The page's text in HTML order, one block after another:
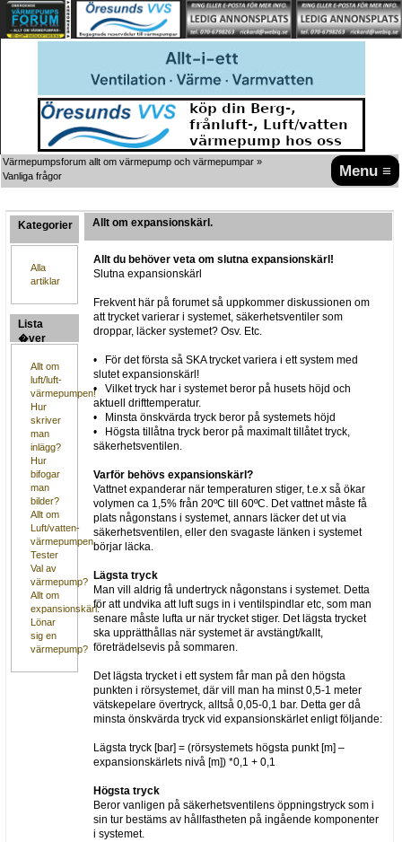
Menu ≡
Värmepumpsforum allt om värmepump och värmepumpar »
Vanliga frågor
Kategorier
Alla
artiklar
Lista
�ver
Allt om
luft/luft-
värmepumpen!
Hur
skriver
man
inlägg?
Hur
bifogar
man
bilder?
Allt om
Luft/vatten-
värmepumpen
Tester
Val av
värmepump?
Allt om
expansionskärl.
Lönar
sig en
värmepump?
Allt om expansionskärl.
Allt du behöver veta om slutna expansionskärl!
Slutna expansionskärl
Frekvent här på forumet så uppkommer diskussionen om
att trycket varierar i systemet, säkerhetsventiler som
droppar, läcker systemet? Osv. Etc.
• För det första så SKA trycket variera i ett system med
slutet expansionskärl!
• Vilket tryck har i systemet beror på husets höjd och
aktuell drifttemperatur.
• Minsta önskvärda tryck beror på systemets höjd
• Högsta tillåtna tryck beror på maximalt tillåtet tryck,
säkerhetsventilen.
Varför behövs expansionskärl?
Vattnet expanderar när temperaturen stiger, t.e.x så ökar
volymen ca 1,5% från 20ºC till 60ºC. Det vattnet måste få
plats någonstans i systemet, annars läcker det ut via
säkerhetsventilen, eller den svagaste länken i systemet
börjar läcka.
Lägsta tryck
Man vill aldrig få undertryck någonstans i systemet. Detta
för att undvika att luft sugs in i ventilspindlar etc, som man
senare måste lufta ur när trycket stiger. Det lägsta trycket
ska upprätthållas när systemet är avstängt/kallt,
företrädelsevis på sommaren.
Det lägsta trycket i ett system får man på den högsta
punkten i rörsystemet, där vill man ha minst 0,5-1 meter
vätskepelare övertryck, alltså 0,05-0,1 bar. Detta ger då
minsta önskvärda tryck vid expansionskärlet enligt följande:
Lägsta tryck [bar] = (rörsystemets högsta punkt [m] –
expansionskärlets nivå [m]) *0,1 + 0,1
Högsta tryck
Beror vanligen på säkerhetsventilens öppningstryck som i
sin tur bestäms av hållfastheten på ingående komponenter
i systemet.